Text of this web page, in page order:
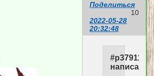
Поделиться
10
2022-05-28
20:32:48